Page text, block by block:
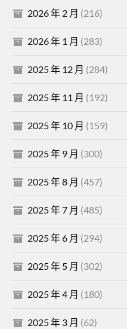
2026 年 2 月 (216)
2026 年 1 月 (283)
2025 年 12 月 (284)
2025 年 11 月 (192)
2025 年 10 月 (159)
2025 年 9 月 (300)
2025 年 8 月 (457)
2025 年 7 月 (485)
2025 年 6 月 (294)
2025 年 5 月 (302)
2025 年 4 月 (180)
2025 年 3 月 (62)